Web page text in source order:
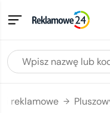
reklamowe →